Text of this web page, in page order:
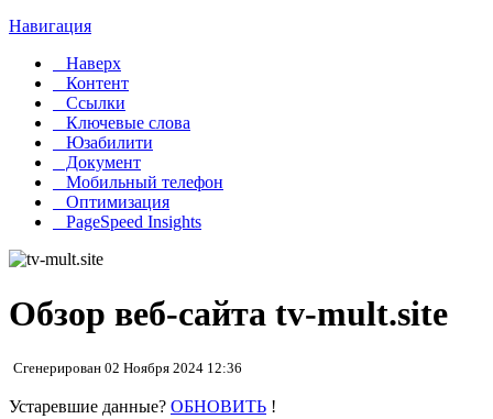
Навигация
Наверх
Контент
Ссылки
Ключевые слова
Юзабилити
Документ
Мобильный телефон
Оптимизация
PageSpeed Insights
Обзор веб-сайта tv-mult.site
Сгенерирован 02 Ноября 2024 12:36
Устаревшие данные? ОБНОВИТЬ !